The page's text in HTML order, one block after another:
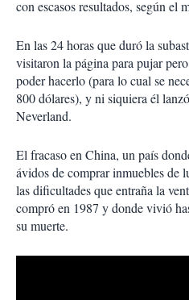
con escasos resultados, según el
En las 24 horas que duró la
visitaron la página para pujar
poder hacerlo (para lo cual se
800 dólares), y ni siquiera él
Neverland.
El fracaso en China, un país
ávidos de comprar inmuebles de
las dificultades que entraña la
compró en 1987 y donde vivió
su muerte.